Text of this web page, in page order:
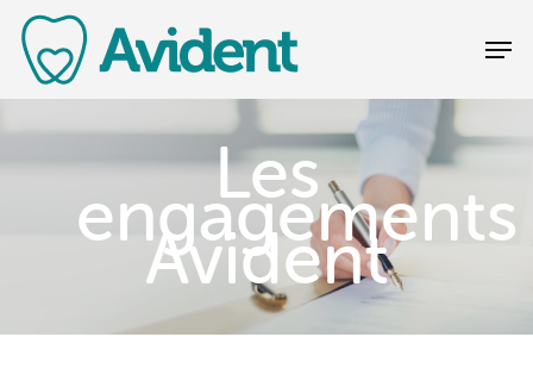
Les
engagements
Avident